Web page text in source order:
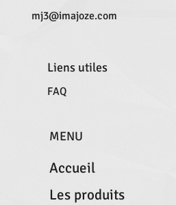
mj3@imajoze.com
Liens utiles
FAQ
MENU
Accueil
Les produits